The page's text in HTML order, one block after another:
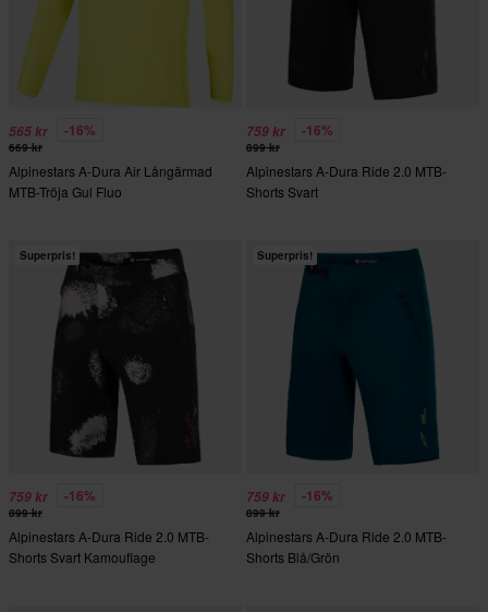
565 kr -16%
669 kr
Alpinestars A-Dura Air Långärmad
MTB-Tröja Gul Fluo
759 kr -16%
899 kr
Alpinestars A-Dura Ride 2.0 MTB-
Shorts Svart
Superpris!
759 kr -16%
899 kr
Alpinestars A-Dura Ride 2.0 MTB-
Shorts Svart Kamouflage
Superpris!
759 kr -16%
899 kr
Alpinestars A-Dura Ride 2.0 MTB-
Shorts Blå/Grön